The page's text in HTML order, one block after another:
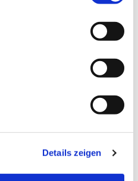
Details zeigen